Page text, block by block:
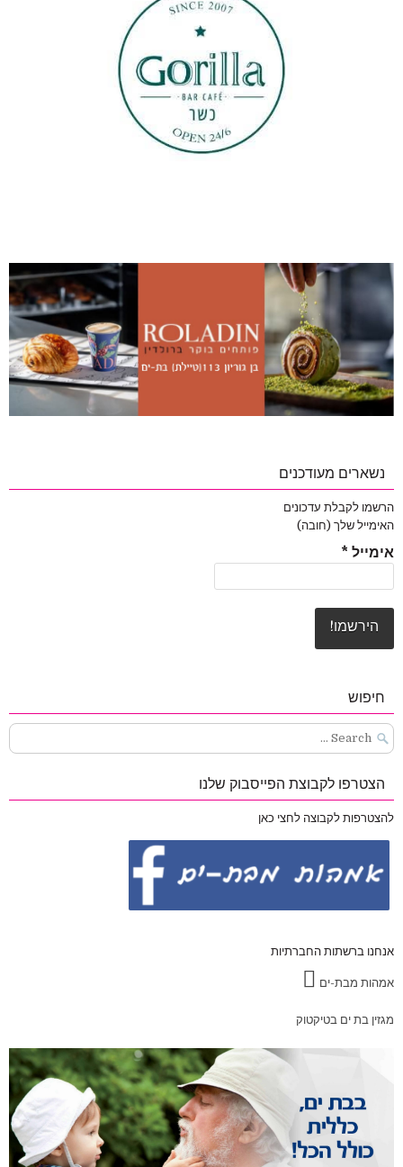
נשארים מעודכנים
הרשמו לקבלת עדכונים
האימייל שלך (חובה)
אימייל *
חיפוש
Search
for:
הצטרפו לקבוצת הפייסבוק שלנו
להצטרפות לקבוצה לחצי כאן
אנחנו ברשתות החברתיות
אמהות מבת-ים
מגזין בת ים בטיקטוק